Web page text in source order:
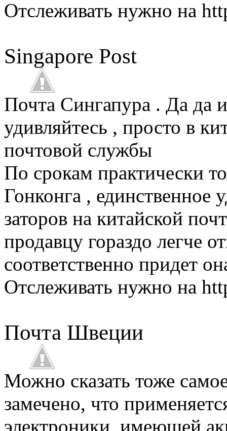
Отслеживать нужно на
Singapore Post
Почта Сингапура . Да да
удивляйтесь , просто в
почтовой службы
По срокам практически
Гонконга , единственное
заторов на китайской
продавцу гораздо легче
соответственно придет
Отслеживать нужно на
Почта Швеции
Можно сказать тоже
замечено, что
электроники, имеющей